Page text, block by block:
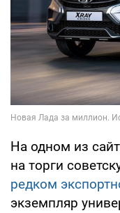
На одном из
на торги
редком
экземпляр